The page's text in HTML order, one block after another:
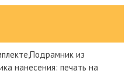
из
нанесения: печать на